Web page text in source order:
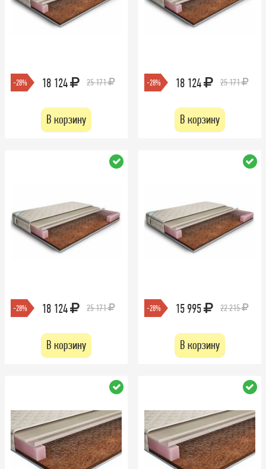
-28% 18 124 25 171
В корзину
-28% 18 124 25 171
В корзину
-28% 18 124 25 171
В корзину
-28% 15 995 22 215
В корзину